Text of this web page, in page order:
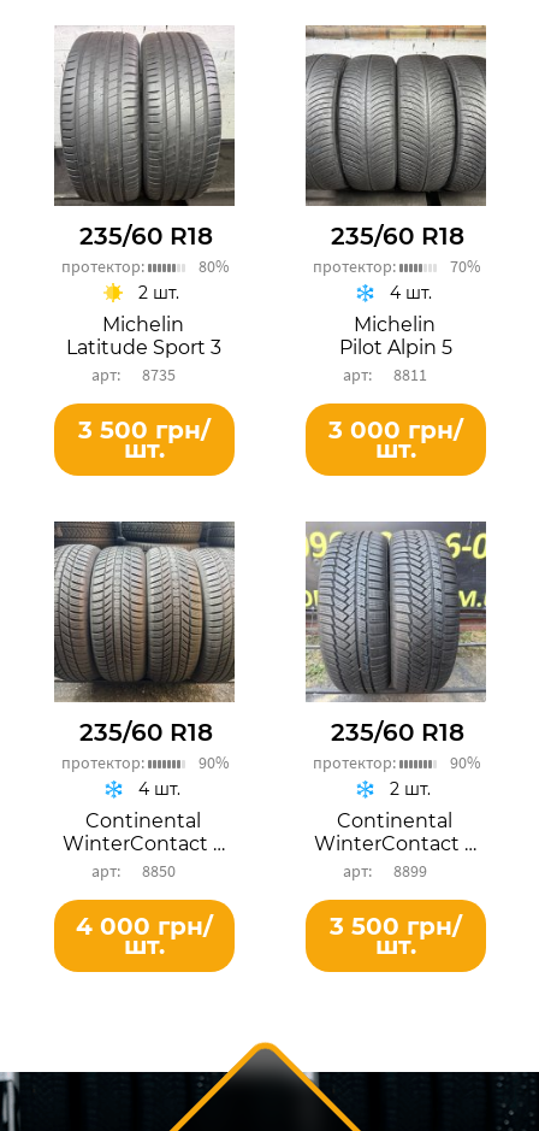
235/60 R18
протектор: 80%
Michelin
Latitude Sport 3
8735
2 шт.
3 500 грн/
шт.
235/60 R18
протектор: 70%
Michelin
Pilot Alpin 5
8811
4 шт.
3 000 грн/
шт.
235/60 R18
протектор: 90%
Continental
WinterContact TS 870P
8850
4 шт.
4 000 грн/
шт.
235/60 R18
протектор: 90%
Continental
WinterContact TS 850P
8899
2 шт.
3 500 грн/
шт.